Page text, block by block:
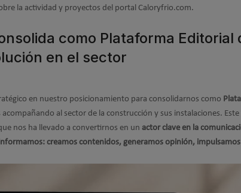
la actividad y proyectos del portal Caloryfrio.com.
como Plataforma Editorial
en el sector
en nuestro posicionamiento para consolidarnos como
al sector de la construcción y sus instalaciones.
nos ha llevado a convertirnos en un actor clave en la
creamos contenidos, generamos opinión,